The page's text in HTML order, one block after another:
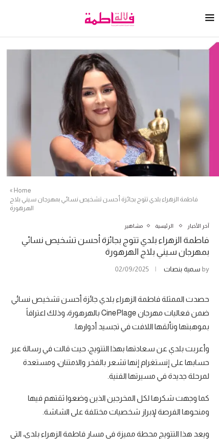
Home
»
فاطمة الزهراء بلدي تتوج بجائزة أحسن تشخيص نسائي بمهرجان سيني بلاج
الهرهورة
آخر الأخبار الرئيسية مشاهير
فاطمة الزهراء بلدي تتوج بجائزة أحسن تشخيص نسائي
بمهرجان سيني بلاج الهرهورة
by سمية بنصات 02/09/2025
حصدت الممثلة فاطمة الزهراء بلدي جائزة أحسن تشخيص نسائي
ضمن فعاليات مهرجان CinePlage بالهرهورة، وذلك اعترافاً
بموهبتها وتألقها اللافت في تجسيد أدوارها.
وأعربت بلدي عن سعادتها بهذا التتويج، حيث قالت في رسالة عبر
حسابها على إنستغرام إنها تشعر بالفخر والامتنان، ومستعدة
لمرحلة جديدة في مسيرتها الفنية.
كما وجهت شكرها لكل المخرجين الذين وضعوا ثقتهم فيها
ومنحوها الفرصة لإبراز شخصيات مختلفة على الشاشة.
ويعد هذا التتويج محطة مميزة في مسار فاطمة الزهراء بلدي، التي